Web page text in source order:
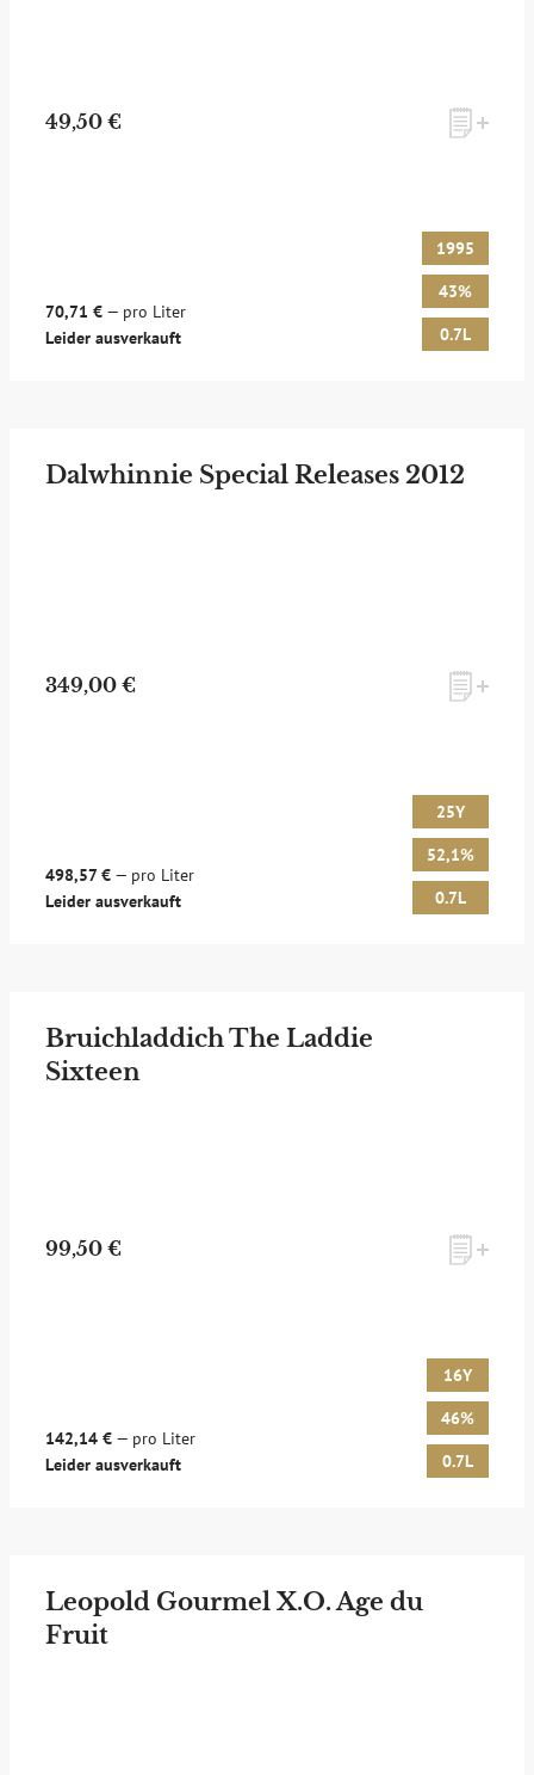
49,50 €
70,71 € — pro Liter
Leider ausverkauft
1995
43%
0.7L
Dalwhinnie Special Releases 2012
349,00 €
498,57 € — pro Liter
Leider ausverkauft
25Y
52,1%
0.7L
Bruichladdich The Laddie
Sixteen
99,50 €
142,14 € — pro Liter
Leider ausverkauft
16Y
46%
0.7L
Leopold Gourmel X.O. Age du
Fruit